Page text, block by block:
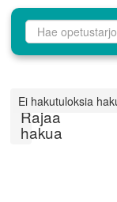
Rajaa
hakua
Ei hakutuloksia